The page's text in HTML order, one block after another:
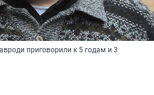
приговорили к 5 годам и 3